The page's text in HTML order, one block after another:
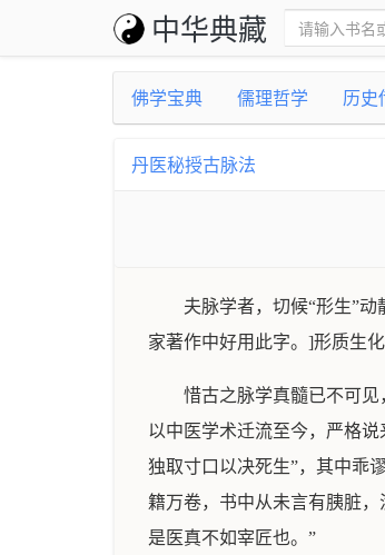
中华典藏
佛学宝典 儒理哲学 历史
丹医秘授古脉法
夫脉学者，切候“形生”
家著作中好用此字。]形质生
惜古之脉学真髓已不可
以中医学术迁流至今，严格
独取寸口以决死生”，其中乖
籍万卷，书中从未言有胰脏，
是医真不如宰匠也。”